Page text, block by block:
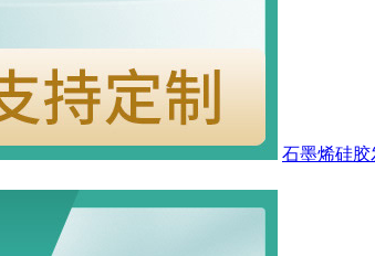
石墨烯硅胶